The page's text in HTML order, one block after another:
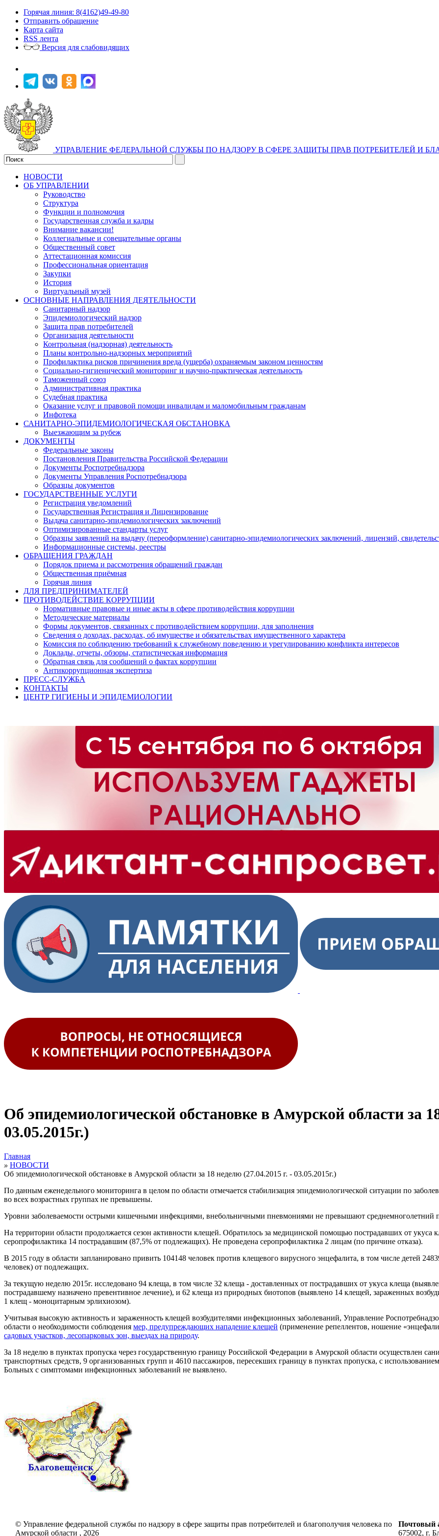
Горячая линия: 8(4162)49-49-80
Отправить обращение
Карта сайта
RSS лента
Версия для слабовидящих
УПРАВЛЕНИЕ ФЕДЕРАЛЬНОЙ СЛУЖБЫ ПО НАДЗОРУ В СФЕРЕ ЗАЩИТЫ ПРАВ ПОТРЕБИТЕЛЕЙ И
НОВОСТИ
ОБ УПРАВЛЕНИИ
Руководство
Структура
Функции и полномочия
Государственная служба и кадры
Внимание вакансии!
Коллегиальные и совещательные органы
Общественный совет
Аттестационная комиссия
Профессиональная ориентация
Закупки
История
Виртуальный музей
ОСНОВНЫЕ НАПРАВЛЕНИЯ ДЕЯТЕЛЬНОСТИ
Санитарный надзор
Эпидемиологический надзор
Защита прав потребителей
Организация деятельности
Контрольная (надзорная) деятельность
Планы контрольно-надзорных мероприятий
Профилактика рисков причинения вреда (ущерба) охраняемым законом ценностям
Социально-гигиенический мониторинг и научно-практическая деятельность
Таможенный союз
Административная практика
Судебная практика
Оказание услуг и правовой помощи инвалидам и маломобильным гражданам
Инфотека
САНИТАРНО-ЭПИДЕМИОЛОГИЧЕСКАЯ ОБСТАНОВКА
Выезжающим за рубеж
ДОКУМЕНТЫ
Федеральные законы
Постановления Правительства Российской Федерации
Документы Роспотребнадзора
Документы Управления Роспотребнадзора
Образцы документов
ГОСУДАРСТВЕННЫЕ УСЛУГИ
Регистрация уведомлений
Государственная Регистрация и Лицензирование
Выдача санитарно-эпидемиологических заключений
Оптимизированные стандарты услуг
Образцы заявлений на выдачу (переоформление) санитарно-эпидемиологических заключений, лицензий,
Информационные системы, реестры
ОБРАЩЕНИЯ ГРАЖДАН
Порядок приема и рассмотрения обращений граждан
Общественная приёмная
Горячая линия
ДЛЯ ПРЕДПРИНИМАТЕЛЕЙ
ПРОТИВОДЕЙСТВИЕ КОРРУПЦИИ
Нормативные правовые и иные акты в сфере противодействия коррупции
Методические материалы
Формы документов, связанных с противодействием коррупции, для заполнения
Сведения о доходах, расходах, об имуществе и обязательствах имущественного характера
Комиссия по соблюдению требований к служебному поведению и урегулированию конфликта интересов
Доклады, отчеты, обзоры, статистическая информация
Обратная связь для сообщений о фактах коррупции
Антикоррупционная экспертиза
ПРЕСС-СЛУЖБА
КОНТАКТЫ
ЦЕНТР ГИГИЕНЫ И ЭПИДЕМИОЛОГИИ
Об эпидемиологической обстановке в Амурской области за
03.05.2015г.)
Главная
» НОВОСТИ
Об эпидемиологической обстановке в Амурской области за 18 неделю (27.04.2015 г. - 03.05.2015г.)
По данным еженедельного мониторинга в целом по области отмечается стабилизация эпидемиологической ситуации по
во всех возрастных группах не превышены.
Уровни заболеваемости острыми кишечными инфекциями, внебольничными пневмониями не превышают среднемноголетний
На территории области продолжается сезон активности клещей. Обратилось за медицинской помощью пострадавших от укуса
серопрофилактика 14 пострадавшим (87,5% от подлежащих). Не проведена серопрофилактика 2 лицам (по причине отказа).
В 2015 году в области запланировано привить 104148 человек против клещевого вирусного энцефалита, в том числе детей
человек) от подлежащих.
За текущую неделю 2015г. исследовано 94 клеща, в том числе 32 клеща - доставленных от пострадавших от укуса клеща
пострадавшему назначено превентивное лечение), и 62 клеща из природных биотопов (выявлено 14 клещей, зараженных
1 клещ - моноцитарным эрлихиозом).
Учитывая высокую активность и зараженность клещей возбудителями инфекционных заболеваний, Управление
области о необходимости соблюдения мер, предупреждающих нападение клещей (применение репеллентов, ношение
садовых участков, лесопарковых зон, выездах на природу.
За 18 неделю в пунктах пропуска через государственную границу Российской Федерации в Амурской области осуществлен
транспортных средств, 9 организованных групп и 4610 пассажиров, пересекших границу в пунктах пропуска, с
Больных с симптомами инфекционных заболеваний не выявлено.
© Управление федеральной службы по надзору в сфере защиты прав потребителей и благополучия человека по
Амурской области , 2026
Почтовый
675002, г.